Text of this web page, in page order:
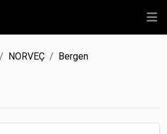
NORVEÇ Bergen